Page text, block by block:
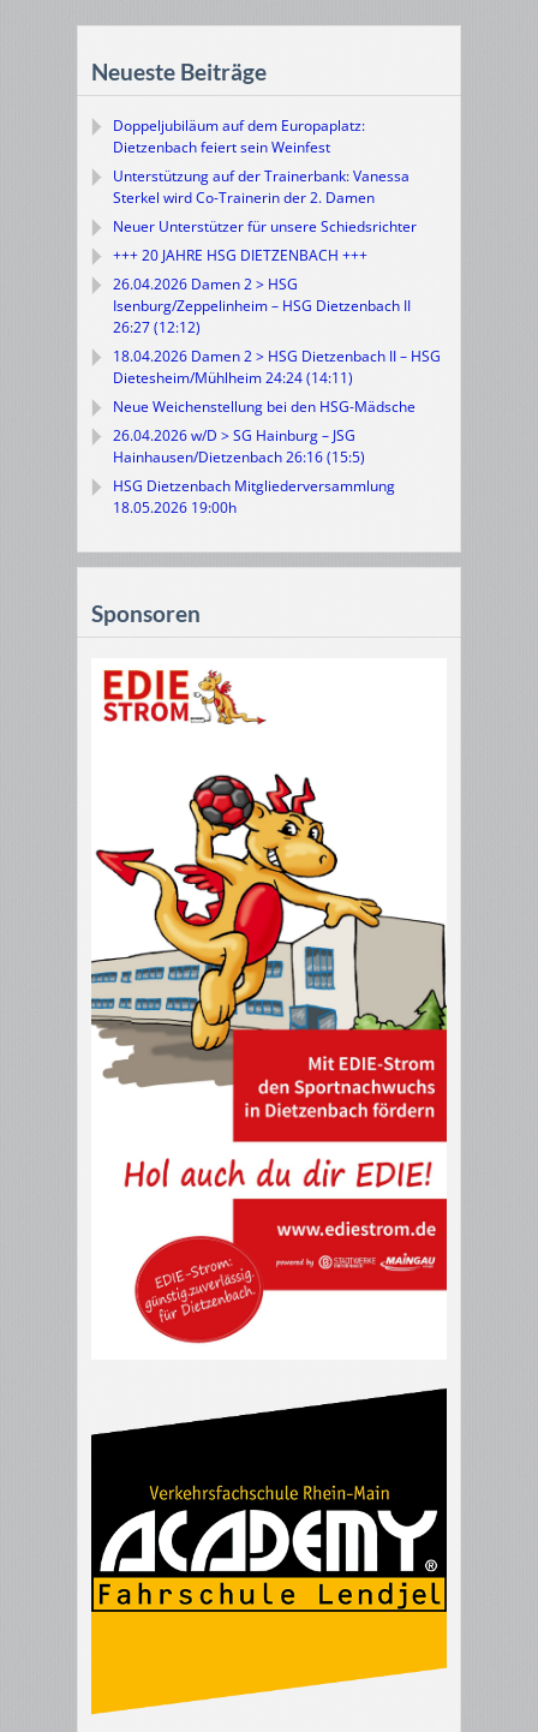
Neueste Beiträge
Doppeljubiläum auf dem Europaplatz:
Dietzenbach feiert sein Weinfest
Unterstützung auf der Trainerbank: Vanessa
Sterkel wird Co-Trainerin der 2. Damen
Neuer Unterstützer für unsere Schiedsrichter
+++ 20 JAHRE HSG DIETZENBACH +++
26.04.2026 Damen 2 > HSG
Isenburg/Zeppelinheim – HSG Dietzenbach II
26:27 (12:12)
18.04.2026 Damen 2 > HSG Dietzenbach II – HSG
Dietesheim/Mühlheim 24:24 (14:11)
Neue Weichenstellung bei den HSG-Mädsche
26.04.2026 w/D > SG Hainburg – JSG
Hainhausen/Dietzenbach 26:16 (15:5)
HSG Dietzenbach Mitgliederversammlung
18.05.2026 19:00h
Sponsoren